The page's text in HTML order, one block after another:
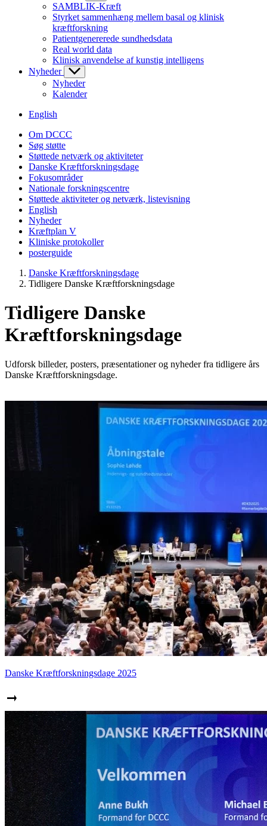
SAMBLIK-Kræft
Styrket sammenhæng mellem basal og klinisk
kræftforskning
Patientgenererede sundhedsdata
Real world data
Klinisk anvendelse af kunstig intelligens
Nyheder
Nyheder
Kalender
English
Om DCCC
Søg støtte
Støttede netværk og aktiviteter
Danske Kræftforskningsdage
Fokusområder
Nationale forskningscentre
Støttede aktiviteter og netværk, listevisning
English
Nyheder
Kræftplan V
Kliniske protokoller
posterguide
Danske Kræftforskningsdage
Tidligere Danske Kræftforskningsdage
Tidligere Danske
Kræftforskningsdage
Udforsk billeder, posters, præsentationer og nyheder fra tidligere års
Danske Kræftforskningsdage.
Danske Kræftforskningsdage 2025